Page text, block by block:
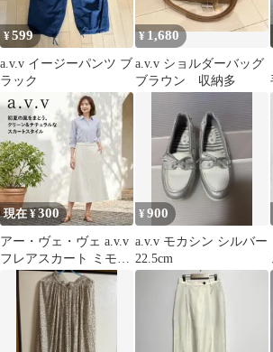
¥599
a.v.v イージーパンツ ブ
ラック
¥1,680
a.v.v ショルダーバッグ
ブラウン 収納多
現在 ¥300
アー・ヴェ・ヴェ a.v.v
フレアスカート ミモレ
丈 バックゴム ホワイト
¥900
a.v.v モカシン シルバー
22.5cm